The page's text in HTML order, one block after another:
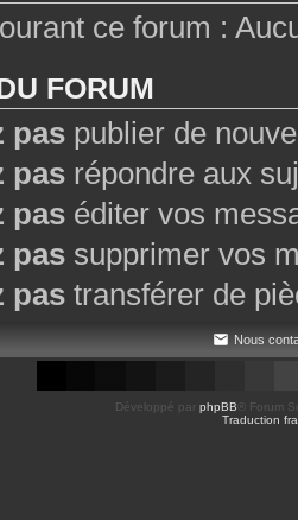
ce forum :
FORUM
pas publier de
pas répondre aux
pas éditer vos
pas supprimer vos
pas transférer de
Nous
Développé par phpBB ® Forum
Traduction